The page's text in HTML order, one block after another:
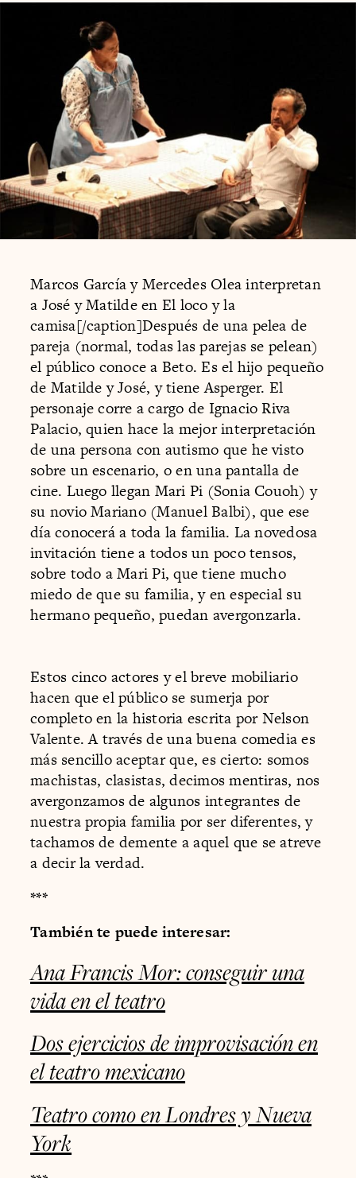
Marcos García y Mercedes Olea interpretan
a José y Matilde en El loco y la
camisa[/caption]Después de una pelea de
pareja (normal, todas las parejas se pelean)
el público conoce a Beto. Es el hijo pequeño
de Matilde y José, y tiene Asperger. El
personaje corre a cargo de Ignacio Riva
Palacio, quien hace la mejor interpretación
de una persona con autismo que he visto
sobre un escenario, o en una pantalla de
cine. Luego llegan Mari Pi (Sonia Couoh) y
su novio Mariano (Manuel Balbi), que ese
día conocerá a toda la familia. La novedosa
invitación tiene a todos un poco tensos,
sobre todo a Mari Pi, que tiene mucho
miedo de que su familia, y en especial su
hermano pequeño, puedan avergonzarla.
Estos cinco actores y el breve mobiliario
hacen que el público se sumerja por
completo en la historia escrita por Nelson
Valente. A través de una buena comedia es
más sencillo aceptar que, es cierto: somos
machistas, clasistas, decimos mentiras, nos
avergonzamos de algunos integrantes de
nuestra propia familia por ser diferentes, y
tachamos de demente a aquel que se atreve
a decir la verdad.
***
También te puede interesar:
Ana Francis Mor: conseguir una
vida en el teatro
Dos ejercicios de improvisación en
el teatro mexicano
Teatro como en Londres y Nueva
York